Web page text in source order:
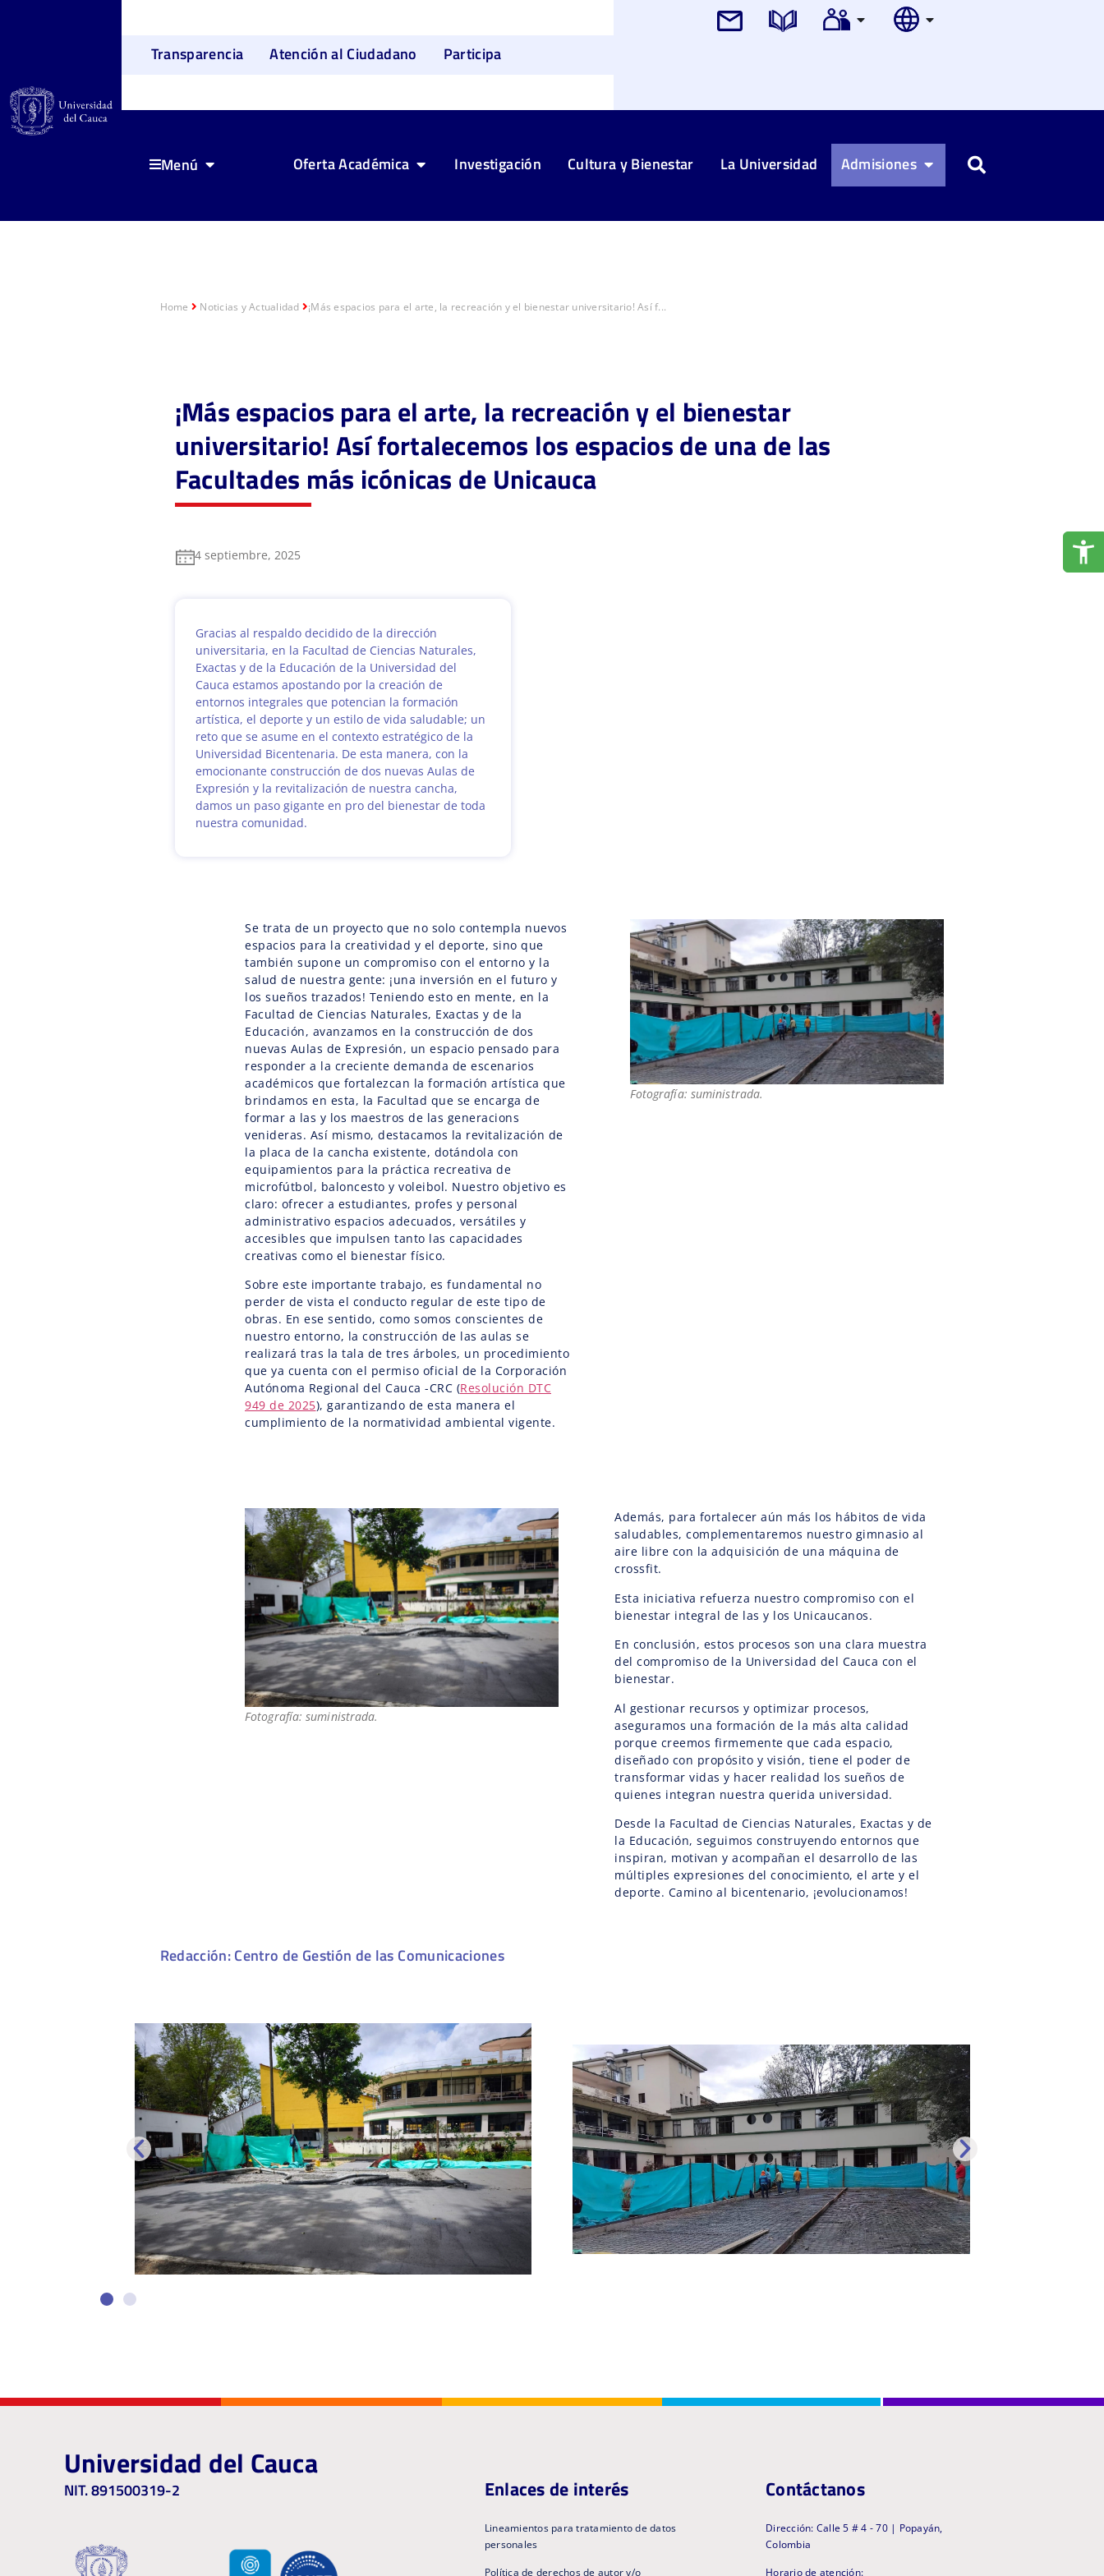
Transparencia Atención al Ciudadano Participa
Menú Oferta Académica Investigación Cultura y Bienestar La Universidad Admisiones Buscar
Home Noticias y Actualidad ¡Más espacios para el arte, la recreación y el bienestar universitario! Así f...
¡Más espacios para el arte, la recreación y el bienestar
universitario! Así fortalecemos los espacios de una de las
Facultades más icónicas de Unicauca
4 septiembre, 2025
Gracias al respaldo decidido de la dirección
universitaria, en la Facultad de Ciencias Naturales,
Exactas y de la Educación de la Universidad del
Cauca estamos apostando por la creación de
entornos integrales que potencian la formación
artística, el deporte y un estilo de vida saludable; un
reto que se asume en el contexto estratégico de la
Universidad Bicentenaria. De esta manera, con la
emocionante construcción de dos nuevas Aulas de
Expresión y la revitalización de nuestra cancha,
damos un paso gigante en pro del bienestar de toda
nuestra comunidad.
Se trata de un proyecto que no solo contempla nuevos
espacios para la creatividad y el deporte, sino que
también supone un compromiso con el entorno y la
salud de nuestra gente: ¡una inversión en el futuro y
los sueños trazados! Teniendo esto en mente, en la
Facultad de Ciencias Naturales, Exactas y de la
Educación, avanzamos en la construcción de dos
nuevas Aulas de Expresión, un espacio pensado para
responder a la creciente demanda de escenarios
académicos que fortalezcan la formación artística que
brindamos en esta, la Facultad que se encarga de
formar a las y los maestros de las generacions
venideras. Así mismo, destacamos la revitalización de
la placa de la cancha existente, dotándola con
equipamientos para la práctica recreativa de
microfútbol, baloncesto y voleibol. Nuestro objetivo es
claro: ofrecer a estudiantes, profes y personal
administrativo espacios adecuados, versátiles y
accesibles que impulsen tanto las capacidades
creativas como el bienestar físico.
Sobre este importante trabajo, es fundamental no
perder de vista el conducto regular de este tipo de
obras. En ese sentido, como somos conscientes de
nuestro entorno, la construcción de las aulas se
realizará tras la tala de tres árboles, un procedimiento
que ya cuenta con el permiso oficial de la Corporación
Autónoma Regional del Cauca -CRC (Resolución DTC
949 de 2025), garantizando de esta manera el
cumplimiento de la normatividad ambiental vigente.
Fotografía: suministrada.
Fotografía: suministrada.
Además, para fortalecer aún más los hábitos de vida
saludables, complementaremos nuestro gimnasio al
aire libre con la adquisición de una máquina de
crossfit.
Esta iniciativa refuerza nuestro compromiso con el
bienestar integral de las y los Unicaucanos.
En conclusión, estos procesos son una clara muestra
del compromiso de la Universidad del Cauca con el
bienestar.
Al gestionar recursos y optimizar procesos,
aseguramos una formación de la más alta calidad
porque creemos firmemente que cada espacio,
diseñado con propósito y visión, tiene el poder de
transformar vidas y hacer realidad los sueños de
quienes integran nuestra querida universidad.
Desde la Facultad de Ciencias Naturales, Exactas y de
la Educación, seguimos construyendo entornos que
inspiran, motivan y acompañan el desarrollo de las
múltiples expresiones del conocimiento, el arte y el
deporte. Camino al bicentenario, ¡evolucionamos!
Redacción: Centro de Gestión de las Comunicaciones
Universidad del Cauca
NIT. 891500319-2 Enlaces de interés
Lineamientos para tratamiento de datos
personales
Política de derechos de autor y/o
Contáctanos
Dirección: Calle 5 # 4 - 70 | Popayán,
Colombia
Horario de atención: